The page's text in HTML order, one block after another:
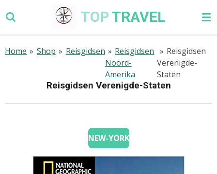
direct
naar
hoofdinhoud
TOP TRAVEL
Home » Shop » Reisgidsen » Reisgidsen
Noord-
Amerika
» Reisgidsen
Verenigde-
Staten
Reisgidsen Verenigde-Staten
NEW-YORK